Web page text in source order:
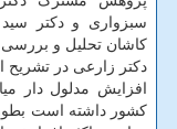
سبزواری و دکتر
کاشان تحلیل و بررسی
دکتر زارعی در تشریح
افزایش مدلول دار
کشور داشته است